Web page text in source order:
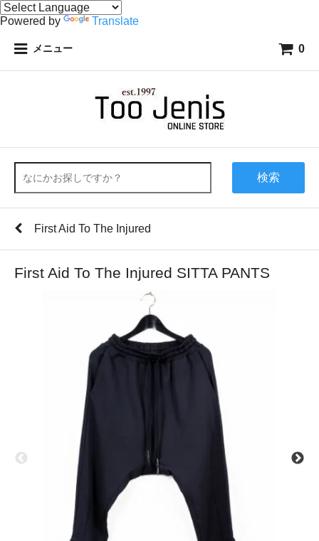
Powered by Translate
メニュー 0
検索
First Aid To The Injured
First Aid To The Injured SITTA PANTS